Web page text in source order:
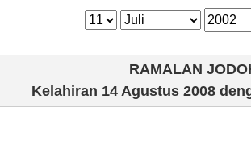
RAMALAN
Kelahiran 14 Agustus 2008